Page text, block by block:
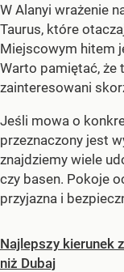
W Alanyi wrażenie
Taurus, które
Miejscowym hitem
Warto pamiętać,
zainteresowani
Jeśli mowa o
przeznaczony jest
znajdziemy wiele
czy basen. Pokoje
przyjazna i
Najlepszy kierunek
niż Dubaj